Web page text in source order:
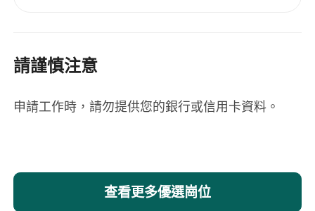
請謹慎注意
申請工作時，請勿提供您的銀行或信用卡資料。
查看更多優選崗位